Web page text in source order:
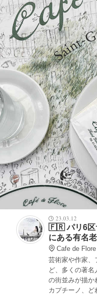
23.03.12
🇫🇷 パリ6区
にある有名
Cafe de Flore
芸術家や作家、
ど、多くの著名
の街並みが描か
カプチーノ、ど